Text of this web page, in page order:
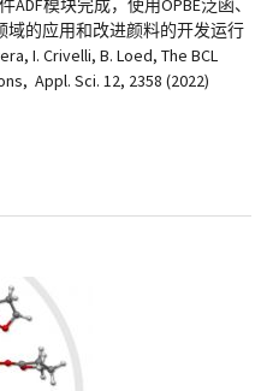
模块完成，使用OPBE泛函、
域的应用和改进颜料的开发运行
I. Crivelli, B. Loed, The BCL
Appl. Sci. 12, 2358 (2022)